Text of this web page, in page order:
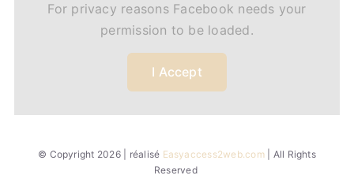
For privacy reasons Facebook needs your
permission to be loaded.
I Accept
© Copyright 2026 | réalisé Easyaccess2web.com| All Rights
Reserved